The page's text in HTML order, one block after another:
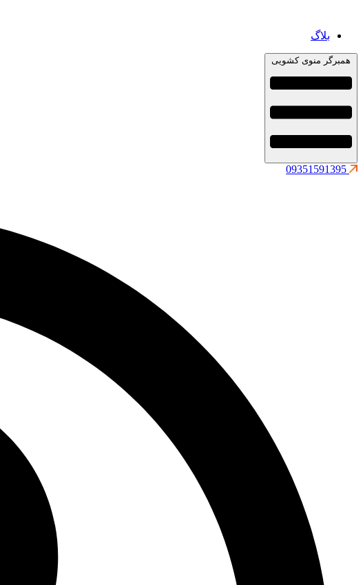
بلاگ
همبرگر منوی کشویی
09351591395